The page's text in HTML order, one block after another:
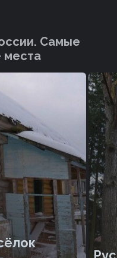
Cамые
места